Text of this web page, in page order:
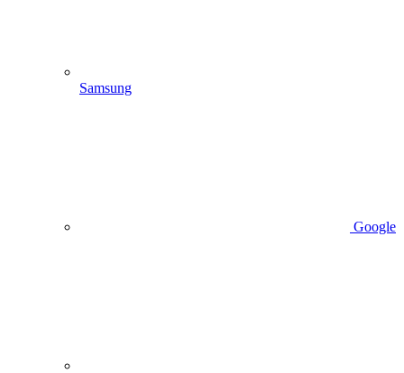
Samsung
Google